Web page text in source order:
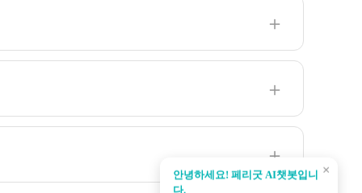
×
안녕하세요! 페리굿 AI챗봇입니
다.
＋
＋
＋